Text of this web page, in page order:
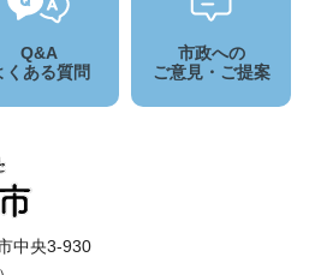
Q&A
くある質問
市政への
ご意見・ご提案
中央3-930